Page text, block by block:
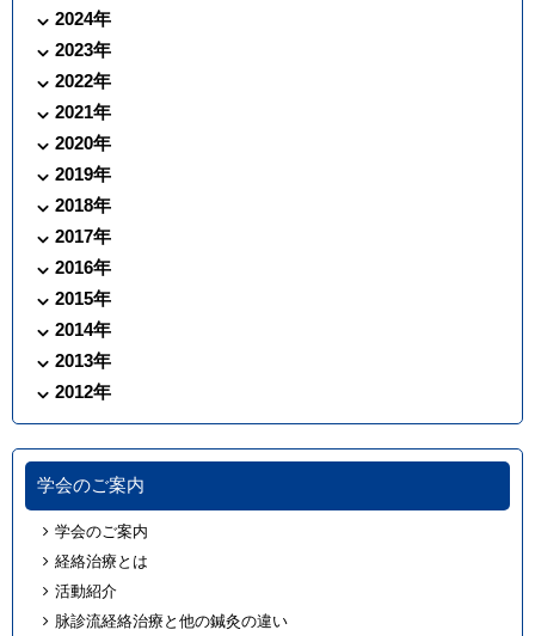
2024年
2023年
2022年
2021年
2020年
2019年
2018年
2017年
2016年
2015年
2014年
2013年
2012年
学会のご案内
学会のご案内
経絡治療とは
活動紹介
脉診流経絡治療と他の鍼灸の違い